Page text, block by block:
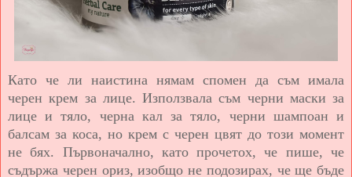
Като че ли наистина нямам спомен да съм имала
черен крем за лице. Използвала съм черни маски за
лице и тяло, черна кал за тяло, черни шампоан и
балсам за коса, но крем с черен цвят до този момент
не бях. Първоначално, като прочетох, че пише, че
съдържа черен ориз, изобщо не подозирах, че ще бъде